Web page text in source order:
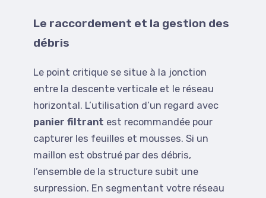
Le raccordement et la gestion des
débris
Le point critique se situe à la jonction
entre la descente verticale et le réseau
horizontal. L’utilisation d’un regard avec
panier filtrant est recommandée pour
capturer les feuilles et mousses. Si un
maillon est obstrué par des débris,
l’ensemble de la structure subit une
surpression. En segmentant votre réseau